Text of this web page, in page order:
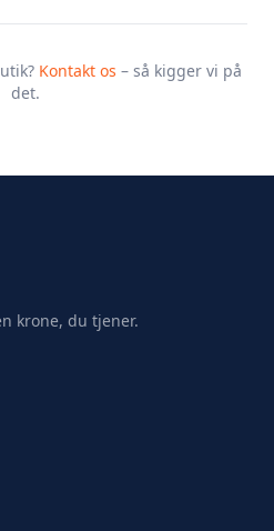
Kontakt os – så kigger vi på
det.
krone, du tjener.